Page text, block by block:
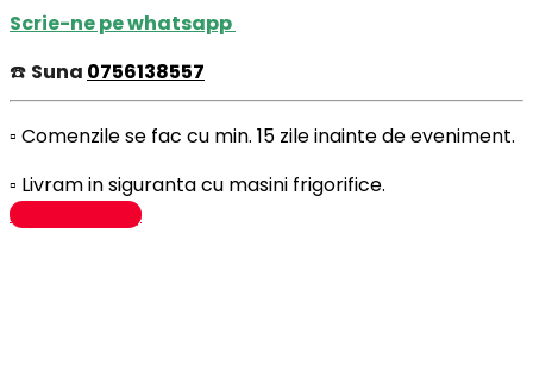
Scrie-ne pe whatsapp
☎️ Suna 0756138557
▫️ Comenzile se fac cu min. 15 zile inainte de eveniment.
▫️ Livram in siguranta cu masini frigorifice.
Adaugă în coș